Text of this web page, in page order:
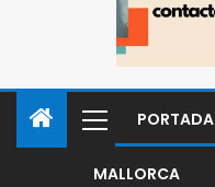
PORTADA
MALLORCA